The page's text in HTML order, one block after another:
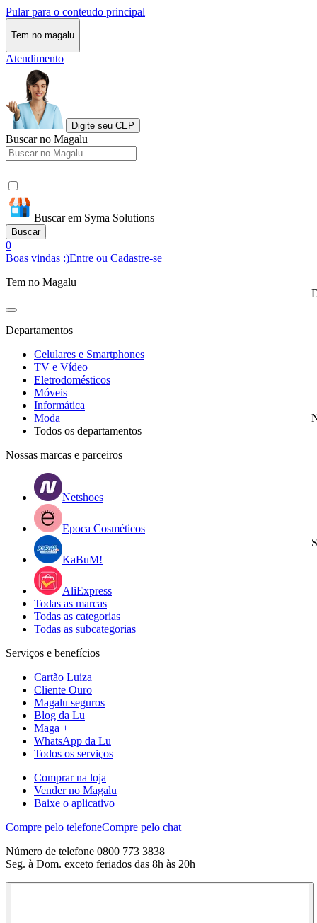
Pular para o conteudo principal
Tem no magalu
Atendimento
Digite seu CEP
Buscar no Magalu
Buscar em Syma Solutions
Buscar
0
Boas vindas :)Entre ou Cadastre-se
Tem no Magalu
Departamentos
Celulares e Smartphones
TV e Vídeo
Eletrodomésticos
Móveis
Informática
Moda
Todos os departamentos
Nossas marcas e parceiros
Netshoes
Epoca Cosméticos
KaBuM!
AliExpress
Todas as marcas
Todas as categorias
Todas as subcategorias
Serviços e benefícios
Cartão Luiza
Cliente Ouro
Magalu seguros
Blog da Lu
Maga +
WhatsApp da Lu
Todos os serviços
Comprar na loja
Vender no Magalu
Baixe o aplicativo
Compre pelo telefoneCompre pelo chat
Número de telefone 0800 773 3838
Seg. à Dom. exceto feriados das 8h às 20h